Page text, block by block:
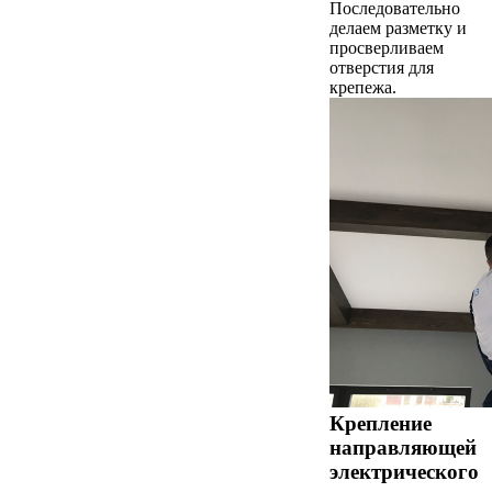
Последовательно
делаем разметку и
просверливаем
отверстия для
крепежа.
Крепление
направляющей
электрического